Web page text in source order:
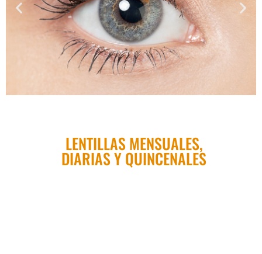
comprar tus
LENTIL
LENTILLAS MENSUALES,
DIARIAS Y QUINCENALES